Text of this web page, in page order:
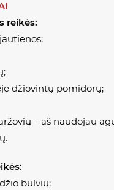
reikės:
džiovintų pomidorų;
– aš naudojau
bulvių;